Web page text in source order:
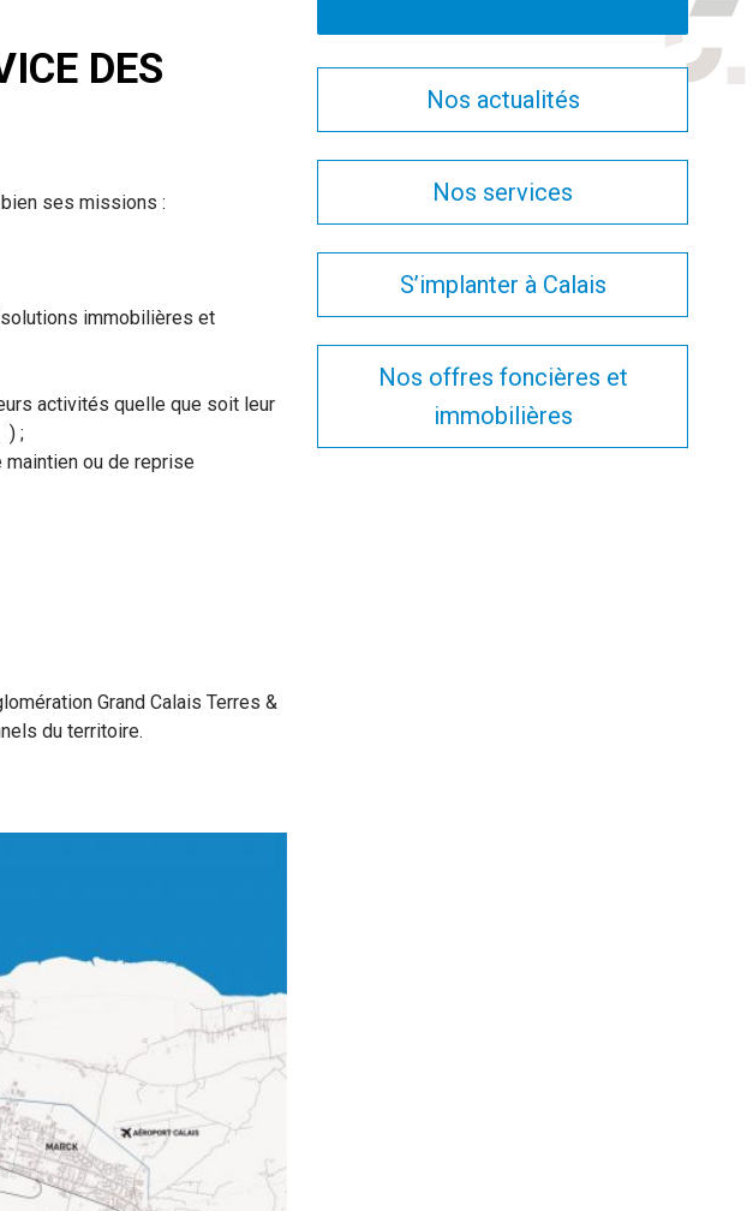
DES
ses missions :
immobilières et
activités quelle que soit leur
) ;
ou de reprise
Grand Calais Terres &
du territoire.
Nos actualités
Nos services
S’implanter à Calais
Nos offres foncières et
immobilières